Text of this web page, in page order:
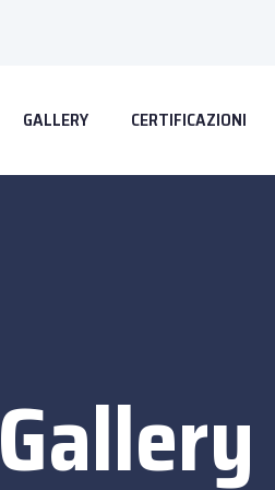
GALLERY CERTIFICAZIONI